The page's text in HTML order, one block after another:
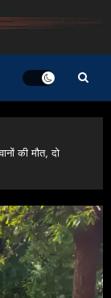
की मौत, दो